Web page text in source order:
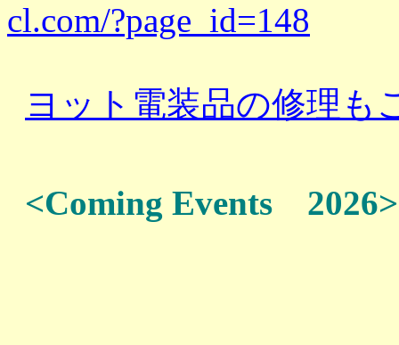
cl.com/?page_id=148
ヨット電装品の修理
<Coming Events